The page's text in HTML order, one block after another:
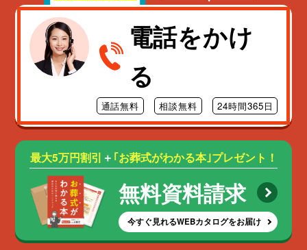
電話をかけ
る
通話無料 相談無料 24時間365日
最大5万円割引 ＋ ｢お葬式がわかる本｣プレゼント！
無料資料請求
今すぐ見れるWEBカタログをお届け